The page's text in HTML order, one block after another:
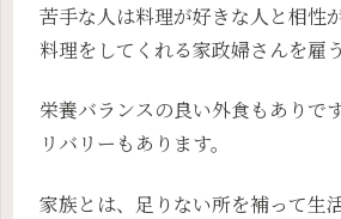
苦手な人は料理が好きな人と相性
料理をしてくれる家政婦さんを雇
栄養バランスの良い外食もありで
リバリーもあります。
家族とは、足りない所を補って生